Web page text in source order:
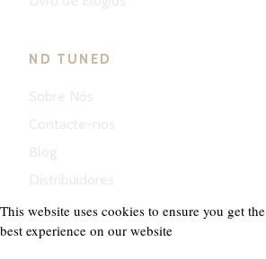
ND TUNED
This website uses cookies to ensure you get the
best experience on our website